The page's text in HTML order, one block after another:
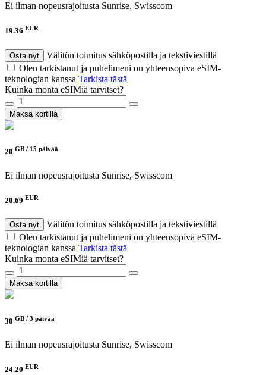
Ei ilman nopeusrajoitusta Sunrise, Swisscom
19.36 EUR
Osta nyt
Välitön toimitus sähköpostilla ja tekstiviestillä
Olen tarkistanut ja puhelimeni on yhteensopiva eSIM-
teknologian kanssa Tarkista tästä
Kuinka monta eSIMiä tarvitset?
Maksa kortilla
20 GB / 15 päivää
Ei ilman nopeusrajoitusta Sunrise, Swisscom
20.69 EUR
Osta nyt
Välitön toimitus sähköpostilla ja tekstiviestillä
Olen tarkistanut ja puhelimeni on yhteensopiva eSIM-
teknologian kanssa Tarkista tästä
Kuinka monta eSIMiä tarvitset?
Maksa kortilla
30 GB / 3 päivää
Ei ilman nopeusrajoitusta Sunrise, Swisscom
24.20 EUR